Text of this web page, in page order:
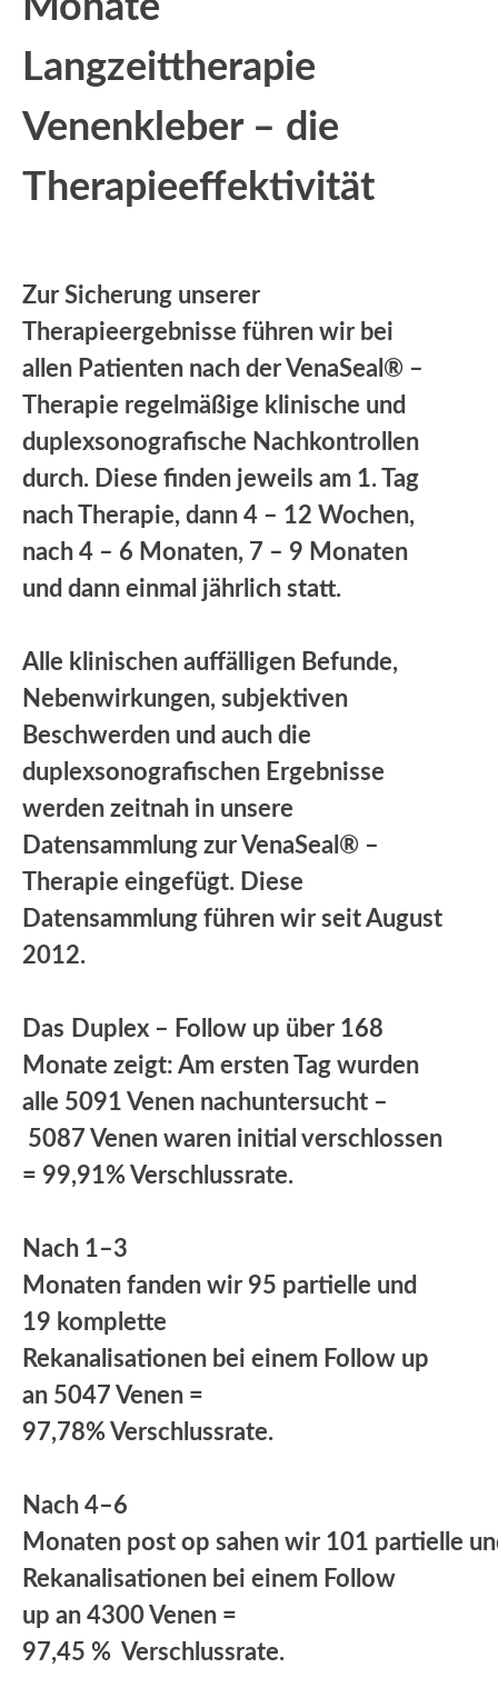
Langzeittherapie
Venenkleber – die
Therapieeffektivität
Zur Sicherung unserer
Therapieergebnisse führen wir bei
allen Patienten nach der VenaSeal® –
Therapie regelmäßige klinische und
duplexsonografische Nachkontrollen
durch. Diese finden jeweils am 1. Tag
nach Therapie, dann 4 – 12 Wochen,
nach 4 – 6 Monaten, 7 – 9 Monaten
und dann einmal jährlich statt.
Alle klinischen auffälligen Befunde,
Nebenwirkungen, subjektiven
Beschwerden und auch die
duplexsonografischen Ergebnisse
werden zeitnah in unsere
Datensammlung zur VenaSeal® –
Therapie eingefügt. Diese
Datensammlung führen wir seit August
2012.
Das Duplex – Follow up über 168
Monate zeigt: Am ersten Tag wurden
alle 5091 Venen nachuntersucht –
5087 Venen waren initial verschlossen
= 99,91% Verschlussrate.
Nach 1–3
Monaten fanden wir 95 partielle und
19 komplette
Rekanalisationen bei einem Follow up
an 5047 Venen =
97,78% Verschlussrate.
Nach 4–6
Monaten post op sahen wir 101 partielle
Rekanalisationen bei einem Follow
up an 4300 Venen =
97,45 % Verschlussrate.